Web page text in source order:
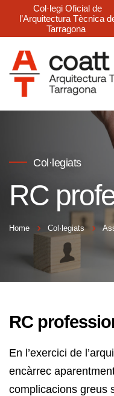
Col·legi Oficial de
l’Arquitectura Tècnica
Tarragona
Col·legiats
RC
Home Col·legiats
RC
En l’exercici de
encàrrec
complicacions greus